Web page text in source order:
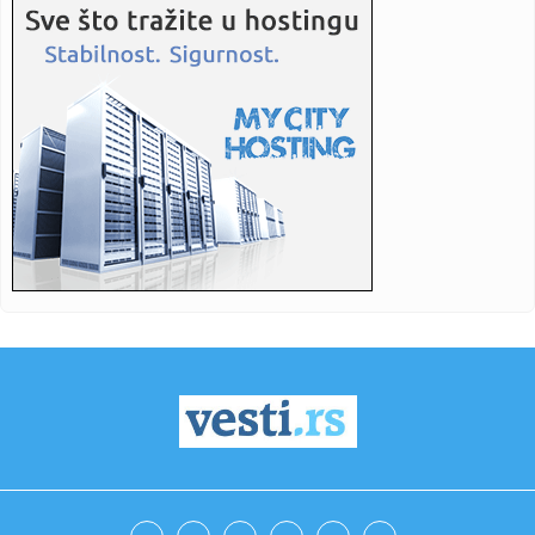
17:07: Moto GP: Fernandez pobedio na VN Velike Britanije
17:06:
17:03:Preokret Sitija protiv Atletika – dva gola Marmuša za tri
minu...
17:00:Mislili su da su se obogatili, a za godinu dana skoro ostali
bez ...
17:00:Evropska komisija pozvala društvene mreže na borbu
protiv dezin...
Preminula čuvena Džansever: Poznati se opraštaju od
Andrija Mandić traži novo srpstvo jer nije ispunio stara